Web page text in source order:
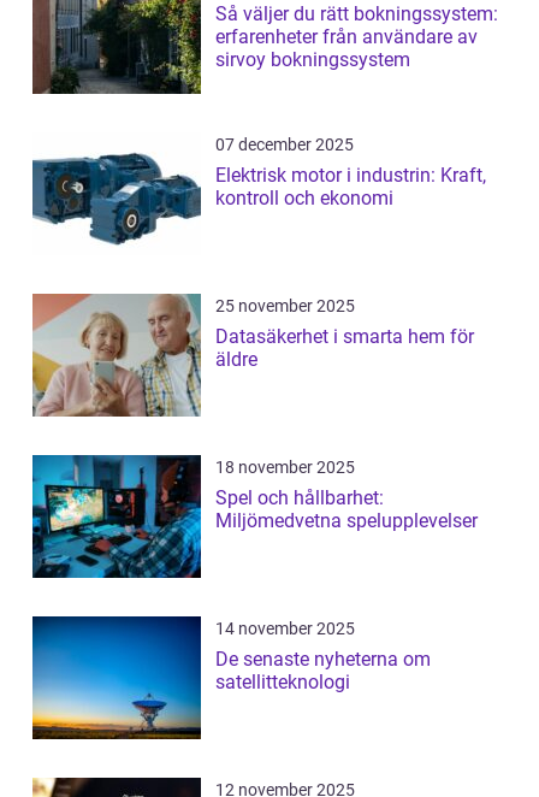
Så väljer du rätt bokningssystem:
erfarenheter från användare av
sirvoy bokningssystem
07 december 2025
Elektrisk motor i industrin: Kraft,
kontroll och ekonomi
25 november 2025
Datasäkerhet i smarta hem för
äldre
18 november 2025
Spel och hållbarhet:
Miljömedvetna spelupplevelser
14 november 2025
De senaste nyheterna om
satellitteknologi
12 november 2025